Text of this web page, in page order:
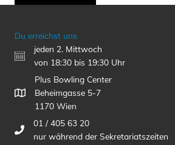
Du erreichst uns
jeden 2. Mittwoch
von 18:30 bis 19:30 Uhr
Plus Bowling Center
Beheimgasse 5-7
1170 Wien
01 / 405 63 20
nur während der Sekretariatszeiten